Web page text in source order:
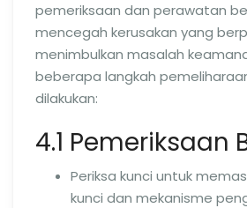
pemeriksaan dan perawatan
mencegah kerusakan yang
menimbulkan masalah
beberapa langkah
dilakukan:
4.1 Pemeriksaan
Periksa kunci untuk
kunci dan mekanisme